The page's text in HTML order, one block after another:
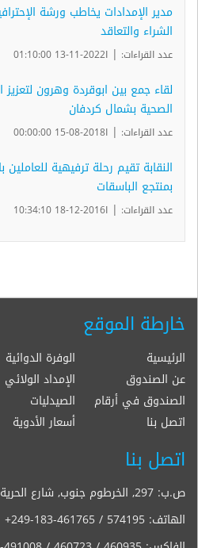
مدير الإمدادات يخاطب ورشة
الشراء والتعاقد
عدد القراءات: | ا2022-11-13 01:10:00
لقاء جمع بين ابوقردة وهرون لتعزيز
الصحية بشمال كردفان
عدد القراءات: | ا2018-08-15 00:00:00
النقابة تقيم رحلة ترفيهية للعاملين
بمنتجع الباسقات
عدد القراءات: | ا2016-12-18 10:34:10
خارطة الموقع
الرئيسية الوفرة الدوائية
عن الصندوق
الإمداد الولائي
الصندوق في أرقام
الصيدليات
اتصل بنا
أسعار الأدوية
اتصل بنا
ص.ب: 297, الخرطوم جنوب, شارع الحرية, الخرطوم, السودان
الهاتف: +249-183-461765 / 574195